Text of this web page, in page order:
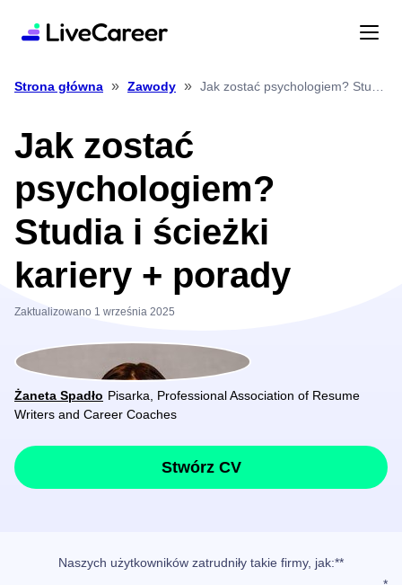
Strona główna » Zawody »
Jak zostać
psychologiem?
Studia i ścieżki
kariery + porady
Zaktualizowano 1 września 2025
Żaneta Spadło Pisarka, Professional Association of Resume
Writers and Career Coaches
Stwórz CV
Naszych użytkowników zatrudniły takie firmy, jak:**